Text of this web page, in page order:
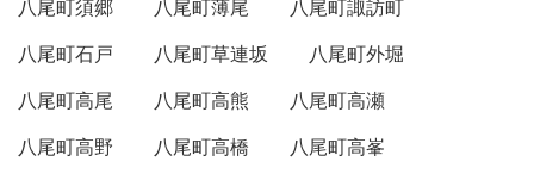
八尾町須郷
八尾町薄尾
八尾町諏訪町
八尾町石戸
八尾町草連坂
八尾町外堀
八尾町高尾
八尾町高熊
八尾町高瀬
八尾町高野
八尾町高橋
八尾町高峯